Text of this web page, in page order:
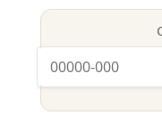
12"
Preta
Aro
Confortável
quantidade